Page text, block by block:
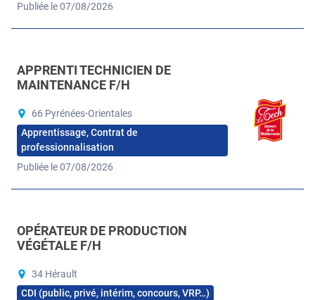
Publiée le 07/08/2026
APPRENTI TECHNICIEN DE
MAINTENANCE F/H
66 Pyrénées-Orientales
Apprentissage, Contrat de
professionnalisation
Publiée le 07/08/2026
OPÉRATEUR DE PRODUCTION
VÉGÉTALE F/H
34 Hérault
CDI (public, privé, intérim, concours, VRP…)